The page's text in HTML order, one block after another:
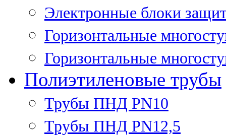
Электронные блоки
Горизонтальные
Горизонтальные
Полиэтиленовые трубы
Трубы ПНД PN10
Трубы ПНД PN12,5